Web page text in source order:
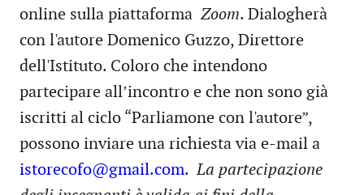
online sulla piattaforma Zoom. Dialogherà
con l'autore Domenico Guzzo, Direttore
dell'Istituto. Coloro che intendono
partecipare all’incontro e che non sono già
iscritti al ciclo “Parliamone con l'autore”,
possono inviare una richiesta via e-mail a
istorecofo@gmail.com.La partecipazione